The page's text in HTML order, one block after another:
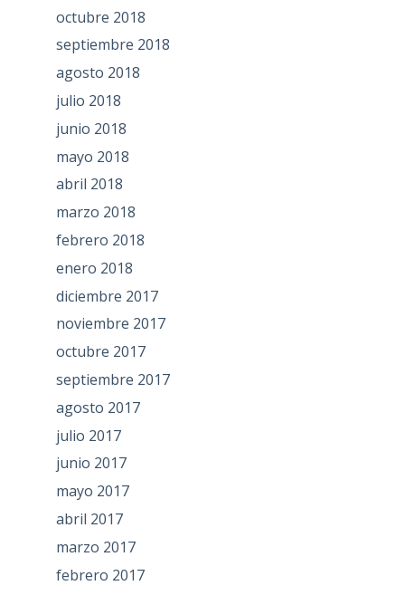
octubre 2018
septiembre 2018
agosto 2018
julio 2018
junio 2018
mayo 2018
abril 2018
marzo 2018
febrero 2018
enero 2018
diciembre 2017
noviembre 2017
octubre 2017
septiembre 2017
agosto 2017
julio 2017
junio 2017
mayo 2017
abril 2017
marzo 2017
febrero 2017